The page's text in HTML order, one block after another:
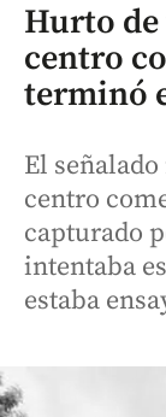
Hurto de
centro
terminó
El
centro
capturado
intentaba
estaba